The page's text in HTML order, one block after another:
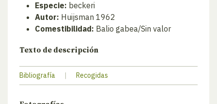
Especie: beckeri
Autor: Huijsman 1962
Comestibilidad: Balio gabea/Sin valor
Texto de descripción
Bibliografía | Recogidas